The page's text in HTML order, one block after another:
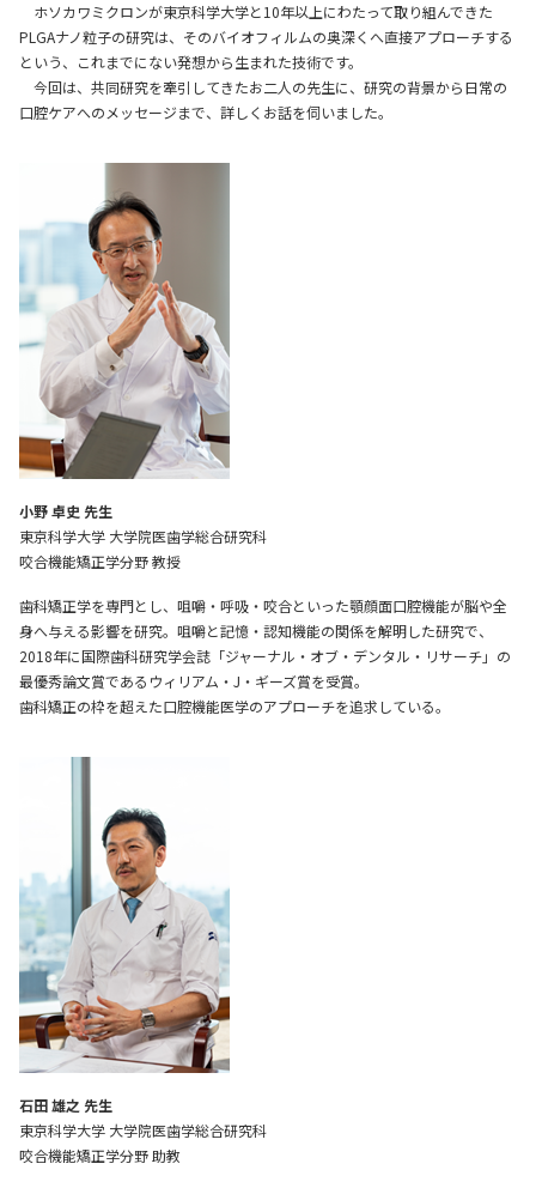
採用情報
お問い合わせ
ホソカワミクロンが東京科学大学と10年以上にわたって取り組んできた
PLGAナノ粒子の研究は、そのバイオフィルムの奥深くへ直接アプローチする
という、これまでにない発想から生まれた技術です。
今回は、共同研究を牽引してきたお二人の先生に、研究の背景から日常の
口腔ケアへのメッセージまで、詳しくお話を伺いました。
小野 卓史 先生
東京科学大学 大学院医歯学総合研究科
咬合機能矯正学分野 教授
歯科矯正学を専門とし、咀嚼・呼吸・咬合といった顎顔面口腔機能が脳や全
身へ与える影響を研究。咀嚼と記憶・認知機能の関係を解明した研究で、
2018年に国際歯科研究学会誌「ジャーナル・オブ・デンタル・リサーチ」の
最優秀論文賞であるウィリアム・J・ギーズ賞を受賞。
歯科矯正の枠を超えた口腔機能医学のアプローチを追求している。
石田 雄之 先生
東京科学大学 大学院医歯学総合研究科
咬合機能矯正学分野 助教